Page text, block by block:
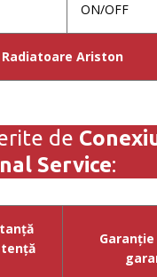
ON/OFF
Radiatoare Ariston
de
Service: